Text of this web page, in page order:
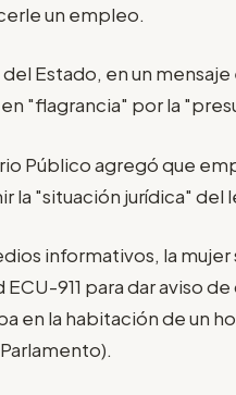
un empleo.
del Estado, en un
"flagrancia" por la
Público agregó que
la "situación jurídica"
informativos, la
ECU-911 para dar aviso
en la habitación de un